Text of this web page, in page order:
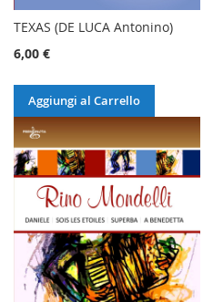
TEXAS (DE LUCA Antonino)
6,00 €
Aggiungi al Carrello